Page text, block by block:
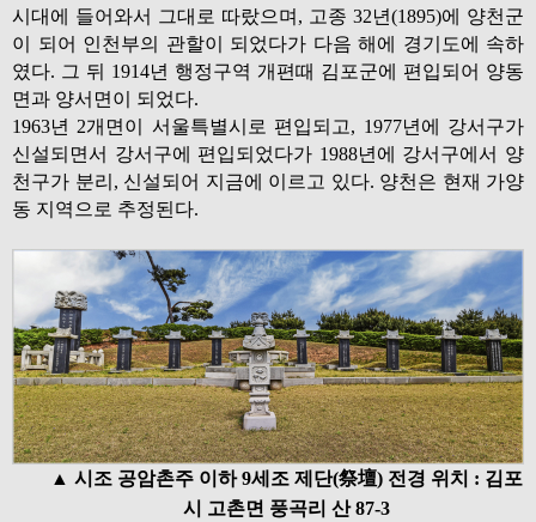
시대에 들어와서 그대로 따랐으며, 고종 32년(1895)에 양천군
이 되어 인천부의 관할이 되었다가 다음 해에 경기도에 속하
였다. 그 뒤 1914년 행정구역 개편때 김포군에 편입되어 양동
면과 양서면이 되었다.
1963년 2개면이 서울특별시로 편입되고, 1977년에 강서구가
신설되면서 강서구에 편입되었다가 1988년에 강서구에서 양
천구가 분리, 신설되어 지금에 이르고 있다. 양천은 현재 가양
동 지역으로 추정된다.
▲ 시조 공암촌주 이하 9세조 제단(祭壇) 전경 위치 : 김포
시 고촌면 풍곡리 산 87-3